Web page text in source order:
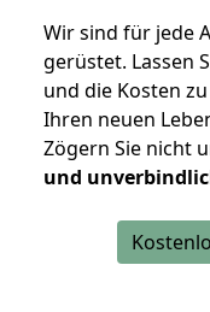
Wir sind für jede
gerüstet. Lassen
und die Kosten
Ihren neuen
Zögern Sie nicht
und